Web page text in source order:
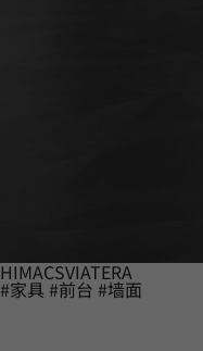
HIMACSVIATERA
#家具 #前台 #墙面